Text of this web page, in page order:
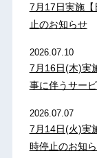
7月17日実施【
止のお知らせ
2026.07.10
7月16日(木)実
事に伴うサー
2026.07.07
7月14日(火)実
時停止のお知